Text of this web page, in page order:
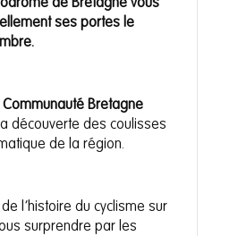
de Bretagne vous
ses portes le
Communauté Bretagne
découverte des coulisses
de la région.
l’histoire du cyclisme sur
surprendre par les